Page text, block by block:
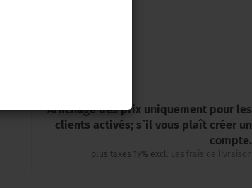
Affichage des prix uniquement pour les
clients activés; s`il vous plaît créer un
compte.
plus taxes 19% excl. Les frais de livraison